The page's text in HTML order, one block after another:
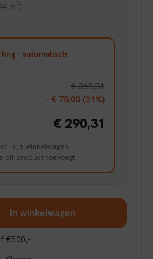
m²)
· automatisch
€ 365,31
− € 75,00 (21%)
€ 290,31
in je winkelwagen
dit product toevoegt.
In winkelwagen
€500,-